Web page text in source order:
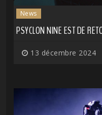
News
PSYCLON NINE EST DE
13 décembre 2024